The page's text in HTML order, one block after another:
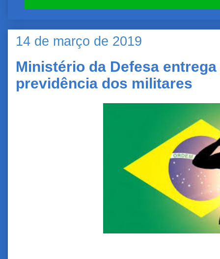
14 de março de 2019
Ministério da Defesa
previdência dos militares